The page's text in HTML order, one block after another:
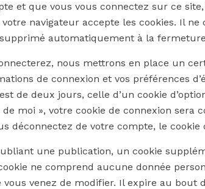
et que vous vous connectez sur ce
navigateur accepte les cookies. Il ne
automatiquement à la
nous mettrons en place un
de connexion et vos préférences
de deux jours, celle d’un cookie
moi », votre cookie de connexion sera
déconnectez de votre compte, le cookie
une publication, un cookie
ne comprend aucune donnée
venez de modifier. Il expire au bout